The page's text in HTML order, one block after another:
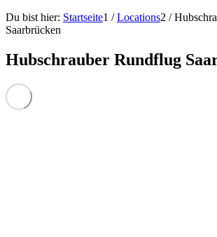
Du bist hier: Startseite1 / Locations2 /
Saarbrücken
Hubschrauber Rundflug